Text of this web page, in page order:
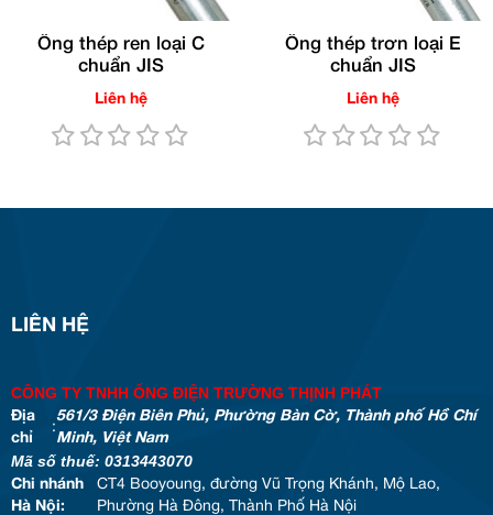
Ống thép ren loại C
chuẩn JIS
Liên hệ
Ống thép trơn loại E
chuẩn JIS
Liên hệ
LIÊN HỆ
CÔNG TY TNHH ỐNG ĐIỆN TRƯỜNG THỊNH PHÁT
Địa
chỉ
:
561/3 Điện Biên Phủ, Phường Bàn Cờ, Thành phố Hồ Chí
Minh, Việt Nam
Mã số thuế: 0313443070
Chi nhánh
Hà Nội:
CT4 Booyoung, đường Vũ Trọng Khánh, Mộ Lao,
Phường Hà Đông, Thành Phố Hà Nội